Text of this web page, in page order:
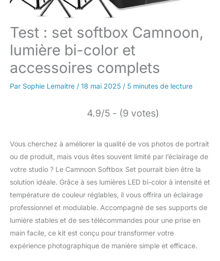
Test : set softbox Camnoon,
lumière bi-color et
accessoires complets
Par Sophie Lemaitre / 18 mai 2025 / 5 minutes de lecture
4.9/5 - (9 votes)
Vous cherchez à améliorer la qualité de vos photos de portrait
ou de produit, mais vous êtes souvent limité par l’éclairage de
votre studio ? Le Camnoon Softbox Set pourrait bien être la
solution idéale. Grâce à ses lumières LED bi-color à intensité et
température de couleur réglables, il vous offrira un éclairage
professionnel et modulable. Accompagné de ses supports de
lumière stables et de ses télécommandes pour une prise en
main facile, ce kit est conçu pour transformer votre
expérience photographique de manière simple et efficace.